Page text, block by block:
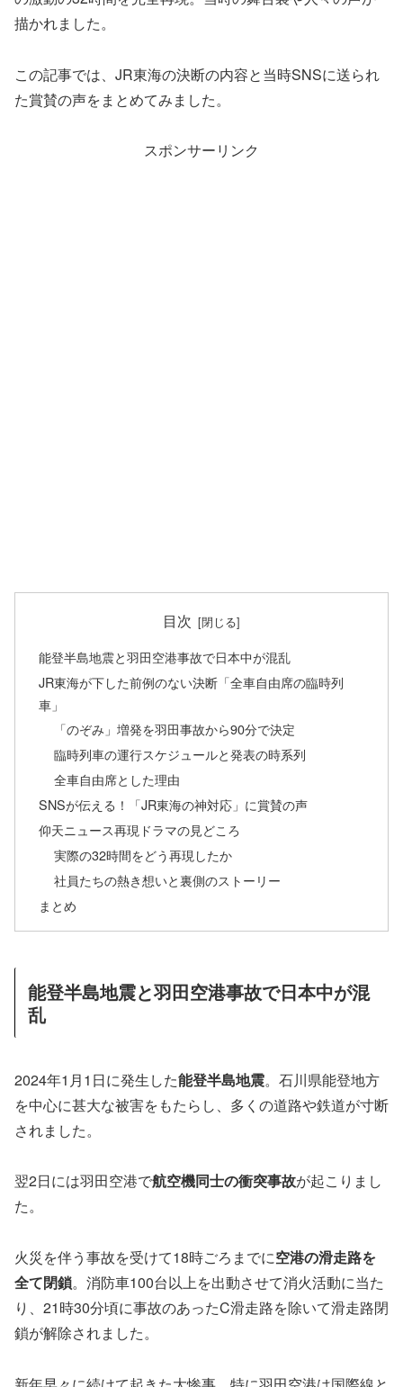
描かれました。
この記事では、JR東海の決断の内容と当時SNSに送られ
た賞賛の声をまとめてみました。
スポンサーリンク
目次
能登半島地震と羽田空港事故で日本中が混乱
JR東海が下した前例のない決断「全車自由席の臨時列
車」
「のぞみ」増発を羽田事故から90分で決定
臨時列車の運行スケジュールと発表の時系列
全車自由席とした理由
SNSが伝える！「JR東海の神対応」に賞賛の声
仰天ニュース再現ドラマの見どころ
実際の32時間をどう再現したか
社員たちの熱き想いと裏側のストーリー
まとめ
能登半島地震と羽田空港事故で日本中が混
乱
2024年1月1日に発生した能登半島地震。石川県能登地方
を中心に甚大な被害をもたらし、多くの道路や鉄道が寸断
されました。
翌2日には羽田空港で航空機同士の衝突事故が起こりまし
た。
火災を伴う事故を受けて18時ごろまでに空港の滑走路を
全て閉鎖。消防車100台以上を出動させて消火活動に当た
り、21時30分頃に事故のあったC滑走路を除いて滑走路閉
鎖が解除されました。